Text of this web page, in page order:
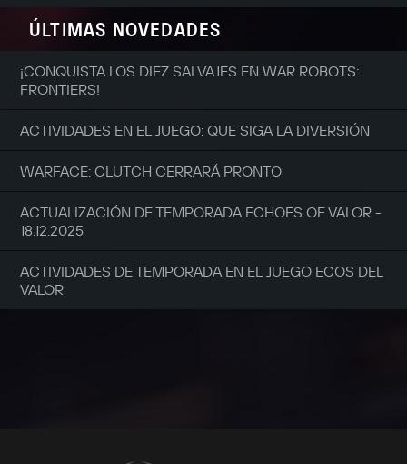
ÚLTIMAS NOVEDADES
¡CONQUISTA LOS DIEZ SALVAJES EN WAR ROBOTS:
FRONTIERS!
ACTIVIDADES EN EL JUEGO: QUE SIGA LA DIVERSIÓN
WARFACE: CLUTCH CERRARÁ PRONTO
ACTUALIZACIÓN DE TEMPORADA ECHOES OF VALOR -
18.12.2025
ACTIVIDADES DE TEMPORADA EN EL JUEGO ECOS DEL
VALOR